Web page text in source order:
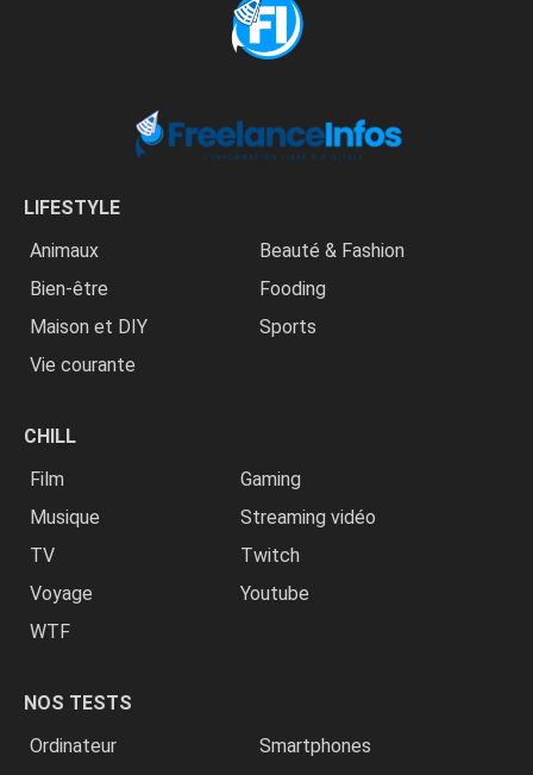
LIFESTYLE
Animaux
Beauté & Fashion
Bien-être
Fooding
Maison et DIY
Sports
Vie courante
CHILL
Film
Gaming
Musique
Streaming vidéo
TV
Twitch
Voyage
Youtube
WTF
NOS TESTS
Ordinateur
Smartphones